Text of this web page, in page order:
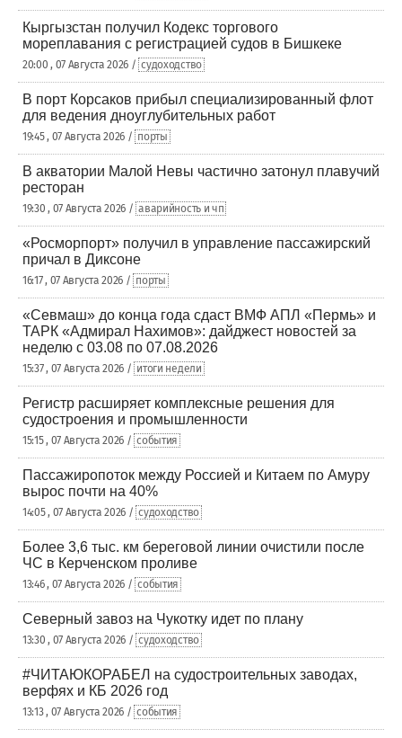
Кыргызстан получил Кодекс торгового
мореплавания с регистрацией судов в Бишкеке
20:00 , 07 Августа 2026 / судоходство
В порт Корсаков прибыл специализированный флот
для ведения дноуглубительных работ
19:45 , 07 Августа 2026 / порты
В акватории Малой Невы частично затонул плавучий
ресторан
19:30 , 07 Августа 2026 / аварийность и чп
«Росморпорт» получил в управление пассажирский
причал в Диксоне
16:17 , 07 Августа 2026 / порты
«Севмаш» до конца года сдаст ВМФ АПЛ «Пермь» и
ТАРК «Адмирал Нахимов»: дайджест новостей за
неделю с 03.08 по 07.08.2026
15:37 , 07 Августа 2026 / итоги недели
Регистр расширяет комплексные решения для
судостроения и промышленности
15:15 , 07 Августа 2026 / события
Пассажиропоток между Россией и Китаем по Амуру
вырос почти на 40%
14:05 , 07 Августа 2026 / судоходство
Более 3,6 тыс. км береговой линии очистили после
ЧС в Керченском проливе
13:46 , 07 Августа 2026 / события
Северный завоз на Чукотку идет по плану
13:30 , 07 Августа 2026 / судоходство
#ЧИТАЮКОРАБЕЛ на судостроительных заводах,
верфях и КБ 2026 год
13:13 , 07 Августа 2026 / события